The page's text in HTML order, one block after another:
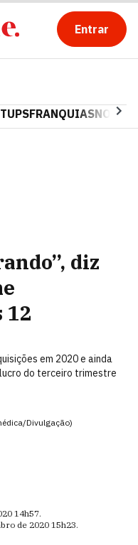
Entrar
FRANQUIAS
diz
12
em 2020 e ainda
do terceiro trimestre
Divulgação)
14h57.
de 202015h23.